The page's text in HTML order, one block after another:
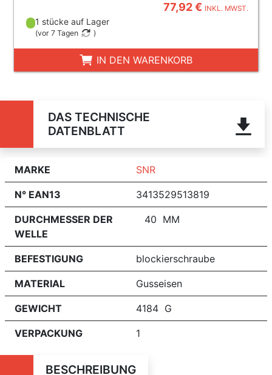
77,92 € INKL. MWST.
1 stücke auf Lager
(vor 7 Tagen )
IN DEN WARENKORB
DAS TECHNISCHE
DATENBLATT
MARKE SNR
N° EAN13 3413529513819
DURCHMESSER DER
WELLE
40 MM
BEFESTIGUNG blockierschraube
MATERIAL Gusseisen
GEWICHT 4184 G
VERPACKUNG 1
BESCHREIBUNG